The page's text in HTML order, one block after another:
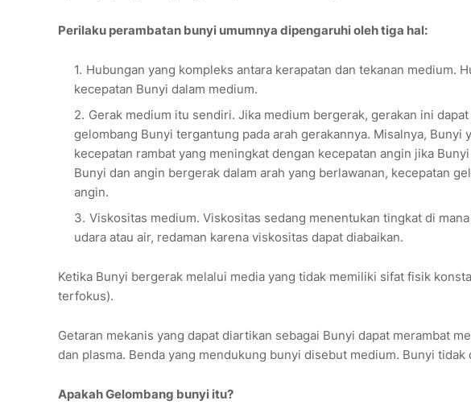
Perilaku perambatan bunyi umumnya dipengaruhi oleh tiga hal:
Hubungan yang kompleks antara kerapatan dan tekanan medium.
kecepatan Bunyi dalam medium.
Gerak medium itu sendiri. Jika medium bergerak, gerakan ini
gelombang Bunyi tergantung pada arah gerakannya. Misalnya,
kecepatan rambat yang meningkat dengan kecepatan angin jika
Bunyi dan angin bergerak dalam arah yang berlawanan, kecepatan
angin.
Viskositas medium. Viskositas sedang menentukan tingkat di
udara atau air, redaman karena viskositas dapat diabaikan.
Ketika Bunyi bergerak melalui media yang tidak memiliki sifat fisik
terfokus).
Getaran mekanis yang dapat diartikan sebagai Bunyi dapat merambat
dan plasma. Benda yang mendukung bunyi disebut medium. Bunyi
Apakah Gelombang bunyi itu?